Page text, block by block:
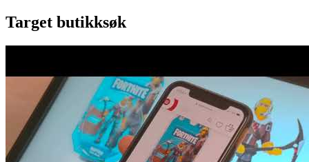
Target butikksøk